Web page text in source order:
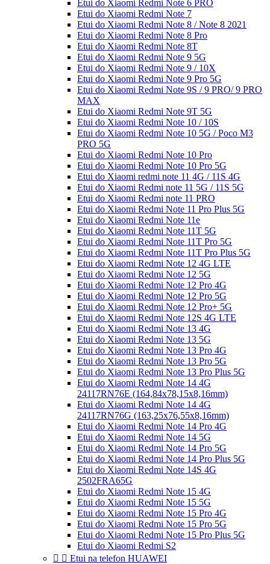
Etui do Xiaomi Redmi Note 6 PRO
Etui do Xiaomi Redmi Note 7
Etui do Xiaomi Redmi Note 8 / Note 8 2021
Etui do Xiaomi Redmi Note 8 Pro
Etui do Xiaomi Redmi Note 8T
Etui do Xiaomi Redmi Note 9 5G
Etui do Xiaomi Redmi Note 9 / 10X
Etui do Xiaomi Redmi Note 9 Pro 5G
Etui do Xiaomi Redmi Note 9S / 9 PRO/ 9 PRO
MAX
Etui do Xiaomi Redmi Note 9T 5G
Etui do Xiaomi Redmi Note 10 / 10S
Etui do Xiaomi Redmi Note 10 5G / Poco M3
PRO 5G
Etui do Xiaomi Redmi Note 10 Pro
Etui do Xiaomi Redmi Note 10 Pro 5G
Etui do Xiaomi redmi note 11 4G / 11S 4G
Etui do Xiaomi Redmi note 11 5G / 11S 5G
Etui do Xiaomi Redmi note 11 PRO
Etui do Xiaomi Redmi Note 11 Pro Plus 5G
Etui do Xiaomi Redmi Note 11e
Etui do Xiaomi Redmi Note 11T 5G
Etui do Xiaomi Redmi Note 11T Pro 5G
Etui do Xiaomi Redmi Note 11T Pro Plus 5G
Etui do Xiaomi Redmi Note 12 4G LTE
Etui do Xiaomi Redmi Note 12 5G
Etui do Xiaomi Redmi Note 12 Pro 4G
Etui do Xiaomi Redmi Note 12 Pro 5G
Etui do Xiaomi Redmi Note 12 Pro+ 5G
Etui do Xiaomi Redmi Note 12S 4G LTE
Etui do Xiaomi Redmi Note 13 4G
Etui do Xiaomi Redmi Note 13 5G
Etui do Xiaomi Redmi Note 13 Pro 4G
Etui do Xiaomi Redmi Note 13 Pro 5G
Etui do Xiaomi Redmi Note 13 Pro Plus 5G
Etui do Xiaomi Redmi Note 14 4G
24117RN76E (164,84x78,15x8,16mm)
Etui do Xiaomi Redmi Note 14 4G
24117RN76G (163,25x76,55x8,16mm)
Etui do Xiaomi Redmi Note 14 Pro 4G
Etui do Xiaomi Redmi Note 14 5G
Etui do Xiaomi Redmi Note 14 Pro 5G
Etui do Xiaomi Redmi Note 14 Pro Plus 5G
Etui do Xiaomi Redmi Note 14S 4G
2502FRA65G
Etui do Xiaomi Redmi Note 15 4G
Etui do Xiaomi Redmi Note 15 5G
Etui do Xiaomi Redmi Note 15 Pro 4G
Etui do Xiaomi Redmi Note 15 Pro 5G
Etui do Xiaomi Redmi Note 15 Pro Plus 5G
Etui do Xiaomi Redmi S2
  Etui na telefon HUAWEI